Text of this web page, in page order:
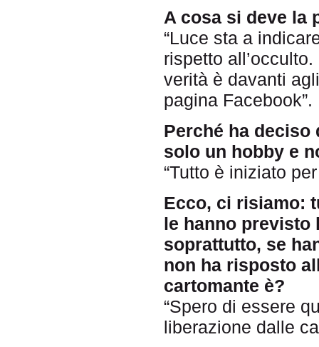
A cosa si deve la
“Luce sta a
rispetto
verità è davanti
pagina Facebook”.
Perché ha deciso
solo un hobby e
“Tutto è iniziato
Ecco, ci risiamo:
le hanno previsto
soprattutto, se
non ha risposto
cartomante è?
“Spero di essere
liberazione dalle